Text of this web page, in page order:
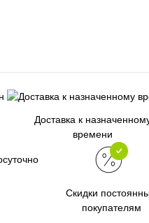
Доставка к
времени
Скидки
покупателям